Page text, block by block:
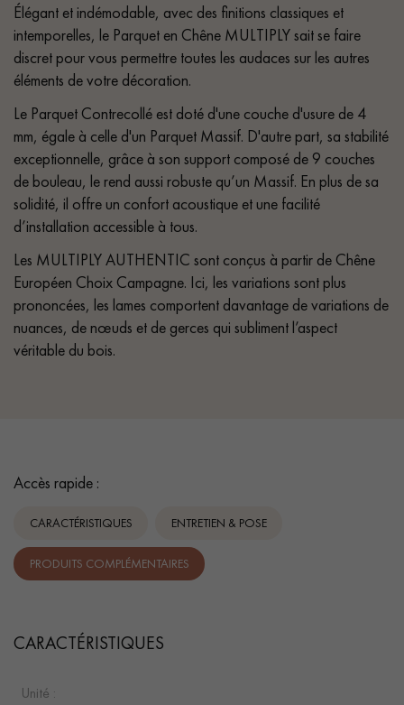
Élégant et indémodable, avec des finitions classiques et
intemporelles, le Parquet en Chêne MULTIPLY sait se faire
discret pour vous permettre toutes les audaces sur les autres
éléments de votre décoration.
Le Parquet Contrecollé est doté d'une couche d'usure de 4
mm, égale à celle d'un Parquet Massif. D'autre part, sa stabilité
exceptionnelle, grâce à son support composé de 9 couches
de bouleau, le rend aussi robuste qu’un Massif. En plus de sa
solidité, il offre un confort acoustique et une facilité
d’installation accessible à tous.
Les MULTIPLY AUTHENTIC sont conçus à partir de Chêne
Européen Choix Campagne. Ici, les variations sont plus
prononcées, les lames comportent davantage de variations de
nuances, de nœuds et de gerces qui subliment l’aspect
véritable du bois.
Accès rapide :
CARACTÉRISTIQUES ENTRETIEN & POSE
PRODUITS COMPLÉMENTAIRES
CARACTÉRISTIQUES
Unité :